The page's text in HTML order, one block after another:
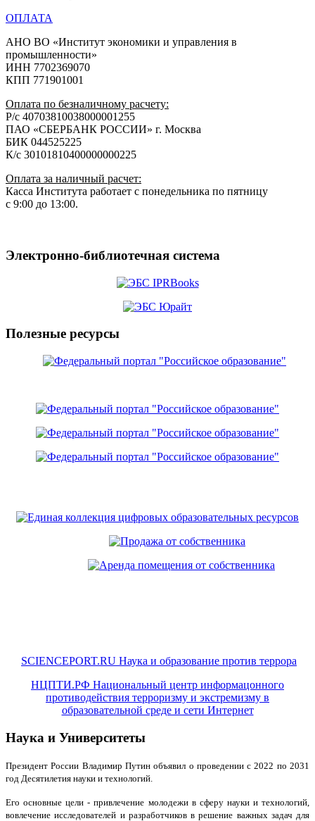
ОПЛАТА
АНО ВО «Институт экономики и управления в
промышленности»
ИНН 7702369070
КПП 771901001
Оплата по безналичному расчету:
Р/с 40703810038000001255
ПАО «СБЕРБАНК РОССИИ» г. Москва
БИК 044525225
К/с 30101810400000000225
Оплата за наличный расчет:
Касса Института работает с понедельника по пятницу
с 9:00 до 13:00.
Электронно-библиотечная система
Полезные ресурсы
SCIENCEPORT.RU Наука и образование против террора
НЦПТИ.РФ Национальный центр информацонного
противодействия терроризму и экстремизму в
образовательной среде и сети Интернет
Наука и Университеты
Президент России Владимир Путин объявил о проведении с 2022 по 2031
год Десятилетия науки и технологий.
Его основные цели - привлечение молодежи в сферу науки и технологий,
вовлечение исследователей и разработчиков в решение важных задач для